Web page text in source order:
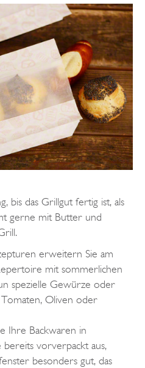
bis das Grillgut fertig ist, als
gerne mit Butter und
erweitern Sie am
mit sommerlichen
spezielle Gewürze oder
Oliven oder
Ihre Backwaren in
bereits vorverpackt aus,
besonders gut, das